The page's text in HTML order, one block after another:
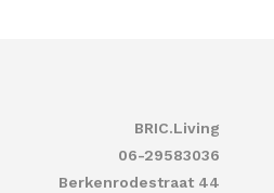
BRIC.Living
06-29583036
Berkenrodestraat 44